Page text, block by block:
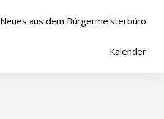
Neues aus dem Bürgermeisterbüro
Kalender